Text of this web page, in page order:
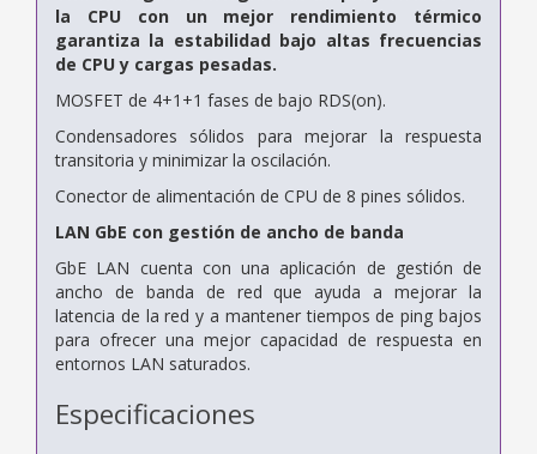
la CPU con un mejor rendimiento térmico
garantiza la estabilidad bajo altas frecuencias
de CPU y cargas pesadas.
MOSFET de 4+1+1 fases de bajo RDS(on).
Condensadores sólidos para mejorar la respuesta
transitoria y minimizar la oscilación.
Conector de alimentación de CPU de 8 pines sólidos.
LAN GbE con gestión de ancho de banda
GbE LAN cuenta con una aplicación de gestión de
ancho de banda de red que ayuda a mejorar la
latencia de la red y a mantener tiempos de ping bajos
para ofrecer una mejor capacidad de respuesta en
entornos LAN saturados.
Especificaciones